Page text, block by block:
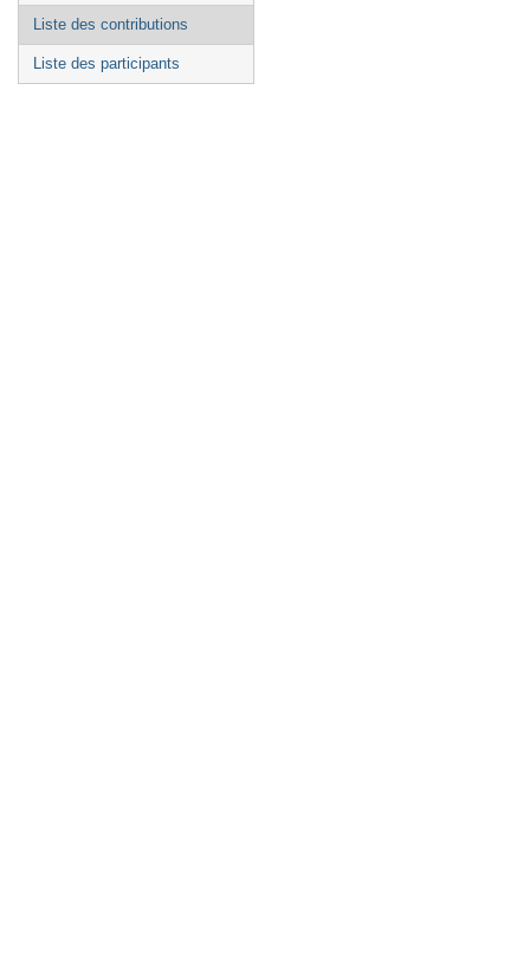
Liste des contributions
Liste des participants